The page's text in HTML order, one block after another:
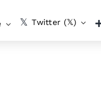
Twitter (𝕏)